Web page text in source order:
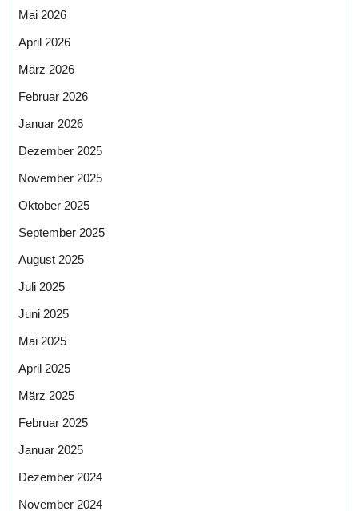
Mai 2026
April 2026
März 2026
Februar 2026
Januar 2026
Dezember 2025
November 2025
Oktober 2025
September 2025
August 2025
Juli 2025
Juni 2025
Mai 2025
April 2025
März 2025
Februar 2025
Januar 2025
Dezember 2024
November 2024